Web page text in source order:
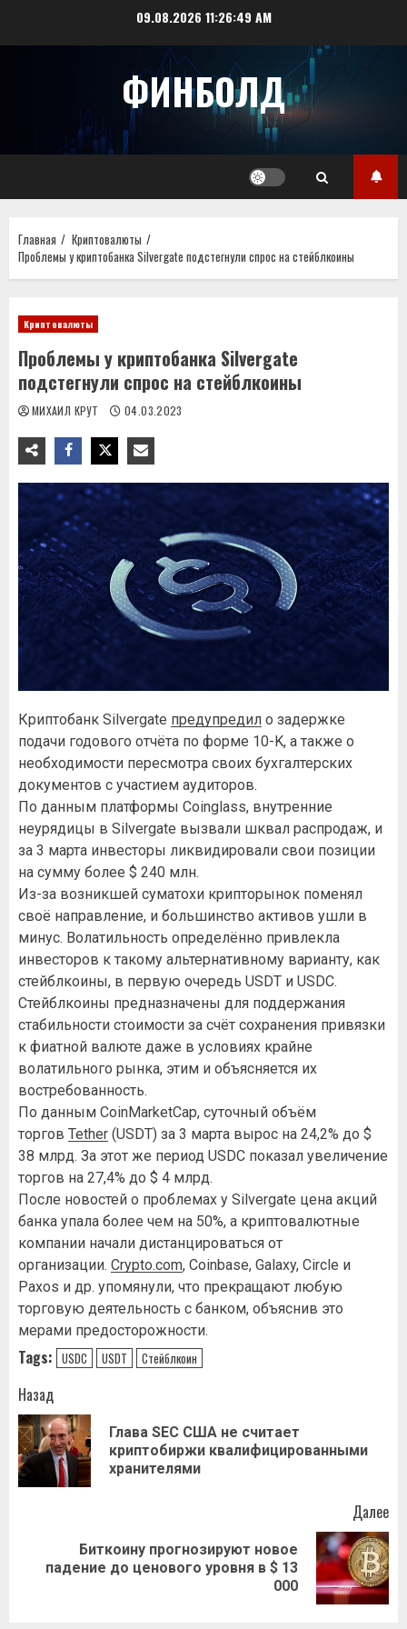
09.08.2026 11:26:49 AM
ФИНБОЛД
Главная
Криптовалюты
Проблемы у криптобанка Silvergate подстегнули спрос на стейблкоины
Криптовалюты
Проблемы у криптобанка Silvergate
подстегнули спрос на стейблкоины
МИХАИЛ КРУТ 04.03.2023
Криптобанк Silvergate предупредил о задержке
подачи годового отчёта по форме 10-K, а также о
необходимости пересмотра своих бухгалтерских
документов с участием аудиторов.
По данным платформы Coinglass, внутренние
неурядицы в Silvergate вызвали шквал распродаж, и
за 3 марта инвесторы ликвидировали свои позиции
на сумму более $ 240 млн.
Из-за возникшей суматохи крипторынок поменял
своё направление, и большинство активов ушли в
минус. Волатильность определённо привлекла
инвесторов к такому альтернативному варианту, как
стейблкоины, в первую очередь USDT и USDC.
Стейблкоины предназначены для поддержания
стабильности стоимости за счёт сохранения привязки
к фиатной валюте даже в условиях крайне
волатильного рынка, этим и объясняется их
востребованность.
По данным CoinMarketCap, суточный объём
торгов Tether (USDT) за 3 марта вырос на 24,2% до $
38 млрд. За этот же период USDC показал увеличение
торгов на 27,4% до $ 4 млрд.
После новостей о проблемах у Silvergate цена акций
банка упала более чем на 50%, а криптовалютные
компании начали дистанцироваться от
организации. Crypto.com, Coinbase, Galaxy, Circle и
Paxos и др. упомянули, что прекращают любую
торговую деятельность с банком, объяснив это
мерами предосторожности.
Tags: USDC USDT Стейблкоин
Навигация
записи
Назад
Глава SEC США не считает
криптобиржи квалифицированными
хранителями
Далее
Следующая
Биткоину прогнозируют новое
падение до ценового уровня в $ 13
000